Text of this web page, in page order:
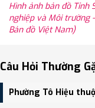
Hình ảnh bản đồ Tỉnh
nghiệp và Môi trường
Bản đồ Việt Nam)
Câu Hỏi Thường
Phường Tô Hiệu